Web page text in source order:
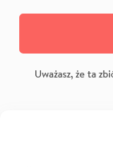
Uważasz, że ta